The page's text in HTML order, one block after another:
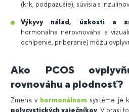
(krk, podpazušie), súvisia s
Výkyvy nálad, úzkosti a
hormonálna nerovnováha a
ochlpenie, priberanie) môžu
Ako PCOS
rovnováhu a plodnosť?
Zmena v hormonálnom systéme je
polycystických vaječníkov. V praxi